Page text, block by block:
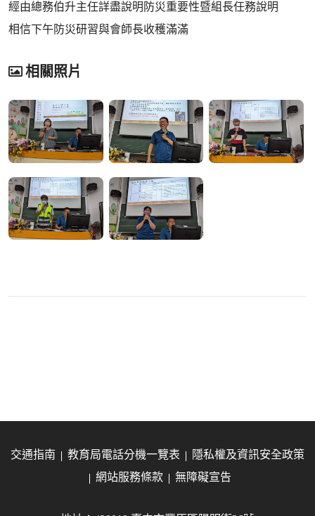
經由總務伯升主任詳盡說明防災重要性暨組長任務說明
相信下午防災研習與會師長收穫滿滿
相關照片
交通指南 教育局電話分機一覽表
隱私權及資訊安全政策
網站服務條款
無障礙宣告